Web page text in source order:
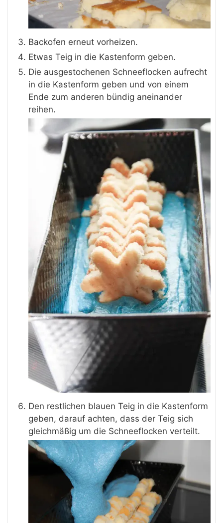
Backofen erneut vorheizen.
Etwas Teig in die Kastenform geben.
Die ausgestochenen Schneeflocken aufrecht
in die Kastenform geben und von einem
Ende zum anderen bündig aneinander
reihen.
Den restlichen blauen Teig in die Kastenform
geben, darauf achten, dass der Teig sich
gleichmäßig um die Schneeflocken verteilt.